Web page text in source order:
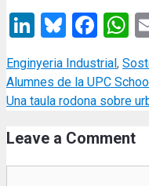
LinkedIn
Bluesky
Categories
Enginyeria Industrial,
Alumnes de la UPC
Una taula rodona sobre
Leave a Comment